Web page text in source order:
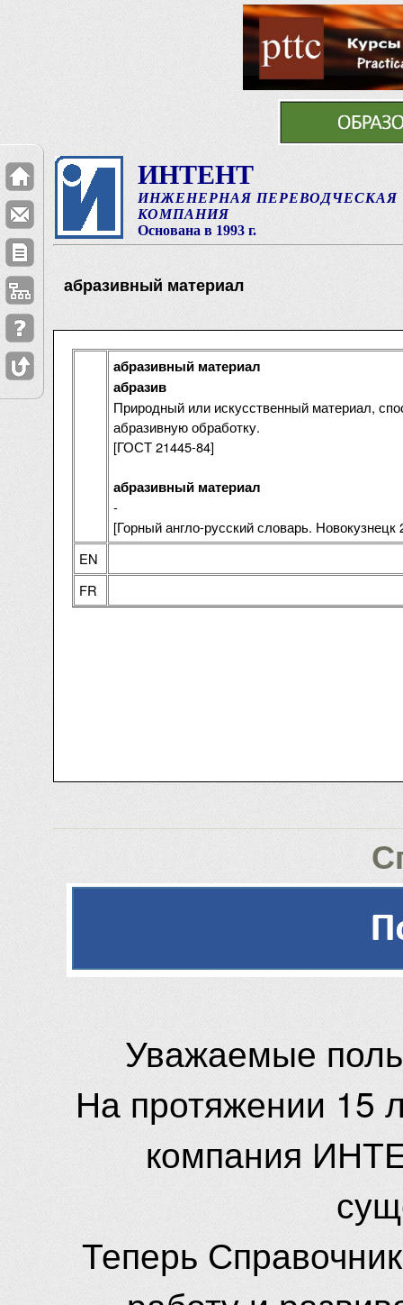
ИНТЕНТ
ИНЖЕНЕРНАЯ ПЕРЕВОДЧЕСКАЯ
КОМПАНИЯ
Основана в 1993 г.
абразивный материал
абразивный материал
абразив
Природный или искусственный материал,
абразивную обработку.
[ГОСТ 21445-84]
абразивный материал
-
[Горный англо-русский словарь. Новокузнецк
EN
FR
Уважаемые
На протяжении 15
компания
Теперь